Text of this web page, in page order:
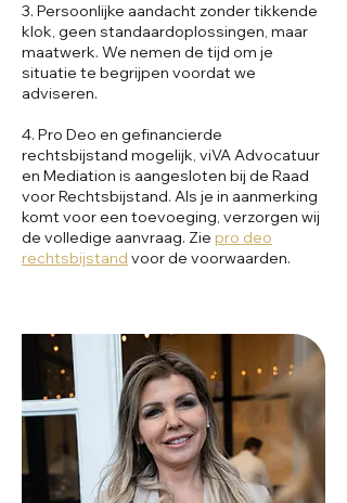
3. Persoonlijke aandacht zonder tikkende
klok, geen standaardoplossingen, maar
maatwerk. We nemen de tijd om je
situatie te begrijpen voordat we
adviseren.
4. Pro Deo en gefinancierde
rechtsbijstand mogelijk, viVA Advocatuur
en Mediation is aangesloten bij de Raad
voor Rechtsbijstand. Als je in aanmerking
komt voor een toevoeging, verzorgen wij
de volledige aanvraag. Zie pro deo
rechtsbijstand voor de voorwaarden.